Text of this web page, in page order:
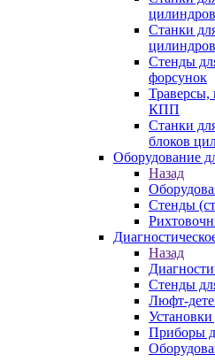
цилиндров
Станки
цилиндров
Стенды
форсунок
Траверсы,
КПП
Станки
блоков
Оборудование
Назад
Стенды
Назад
Стенды
Люфт-
Приборы